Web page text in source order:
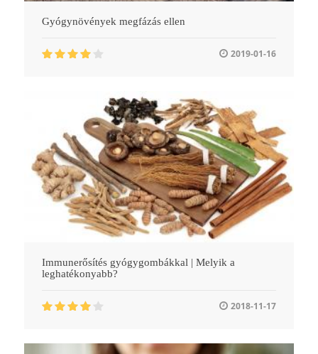
Gyógynövények megfázás ellen
2019-01-16
Immunerősítés gyógygombákkal | Melyik a
leghatékonyabb?
2018-11-17